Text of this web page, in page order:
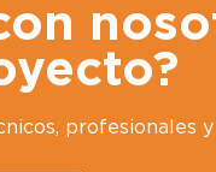
profesionales